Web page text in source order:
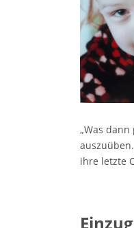
„Was
ihre letzte